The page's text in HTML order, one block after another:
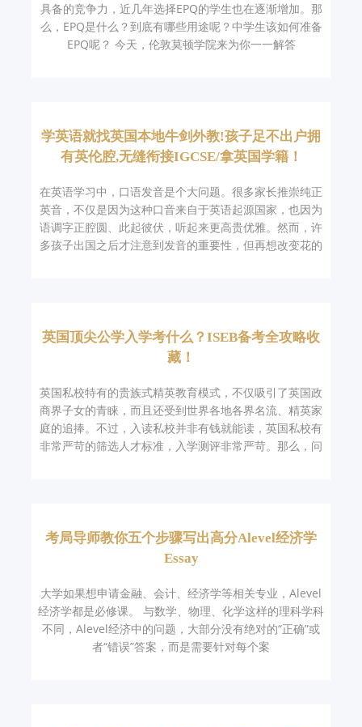
具备的竞争力，近几年选择EPQ的学生也在逐渐增加。那
么，EPQ是什么？到底有哪些用途呢？中学生该如何准备
EPQ呢？ 今天，伦敦莫顿学院来为你一一解答
学英语就找英国本地牛剑外教!孩子足不出户拥
有英伦腔,无缝衔接IGCSE/拿英国学籍！
在英语学习中，口语发音是个大问题。很多家长推崇纯正
英音，不仅是因为这种口音来自于英语起源国家，也因为
语调字正腔圆、此起彼伏，听起来更高贵优雅。然而，许
多孩子出国之后才注意到发音的重要性，但再想改变花的
英国顶尖公学入学考什么？ISEB备考全攻略收
藏！
英国私校特有的贵族式精英教育模式，不仅吸引了英国政
商界子女的青睐，而且还受到世界各地各界名流、精英家
庭的追捧。不过，入读私校并非有钱就能读，英国私校有
非常严苛的筛选人才标准，入学测评非常严苛。那么，问
考局导师教你五个步骤写出高分Alevel经济学
Essay
大学如果想申请金融、会计、经济学等相关专业，Alevel
经济学都是必修课。 与数学、物理、化学这样的理科学科
不同，Alevel经济中的问题，大部分没有绝对的“正确”或
者“错误”答案，而是需要针对每个案